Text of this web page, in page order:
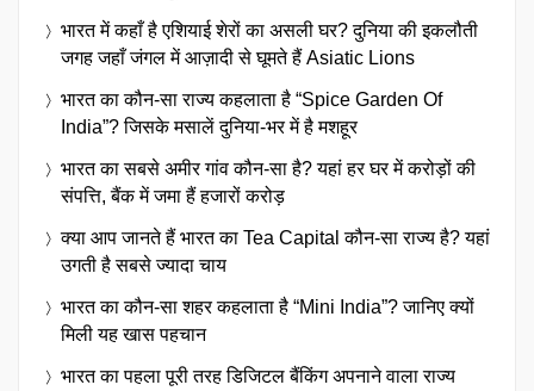
भारत में कहाँ है एशियाई शेरों का असली घर? दुनिया की इकलौती
जगह जहाँ जंगल में आज़ादी से घूमते हैं Asiatic Lions
भारत का कौन-सा राज्य कहलाता है “Spice Garden Of
India”? जिसके मसालें दुनिया-भर में है मशहूर
भारत का सबसे अमीर गांव कौन-सा है? यहां हर घर में करोड़ों की
संपत्ति, बैंक में जमा हैं हजारों करोड़
क्या आप जानते हैं भारत का Tea Capital कौन-सा राज्य है? यहां
उगती है सबसे ज्यादा चाय
भारत का कौन-सा शहर कहलाता है “Mini India”? जानिए क्यों
मिली यह खास पहचान
भारत का पहला पूरी तरह डिजिटल बैंकिंग अपनाने वाला राज्य